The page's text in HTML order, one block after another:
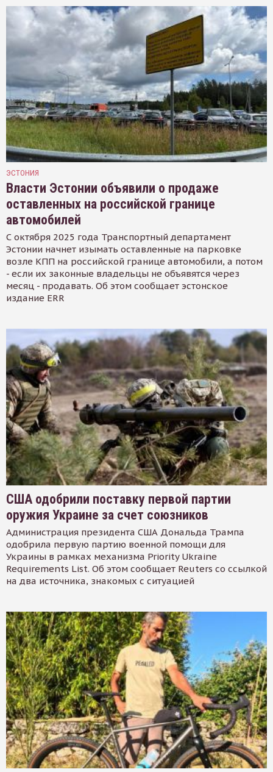
ЭСТОНИЯ
Власти Эстонии объявили о продаже
оставленных на российской границе
автомобилей
С октября 2025 года Транспортный департамент
Эстонии начнет изымать оставленные на парковке
возле КПП на российской границе автомобили, а потом
- если их законные владельцы не объявятся через
месяц - продавать. Об этом сообщает эстонское
издание ERR
США одобрили поставку первой партии
оружия Украине за счет союзников
Администрация президента США Дональда Трампа
одобрила первую партию военной помощи для
Украины в рамках механизма Priority Ukraine
Requirements List. Об этом сообщает Reuters со ссылкой
на два источника, знакомых с ситуацией